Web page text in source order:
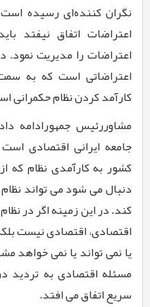
نگران کننده‌ای رسیده
اعتراضات اتفاق نیفتد
اعتراضات را مدیریت نمود.
اعتراضاتی است که به
کارآمد کردن نظام حکمرانی
مشاوررئیس جمهورادامه
جامعه ایرانی اقتصادی
کشور به کارآمدی نظام که
دنبال می شود می تواند
کند. در این زمینه اگر در
اقتصادی، اقتصادی نیست
یا نمی تواند یا نمی خواهد
مسئله اقتصادی به تردید
سریع اتفاق می افتد.